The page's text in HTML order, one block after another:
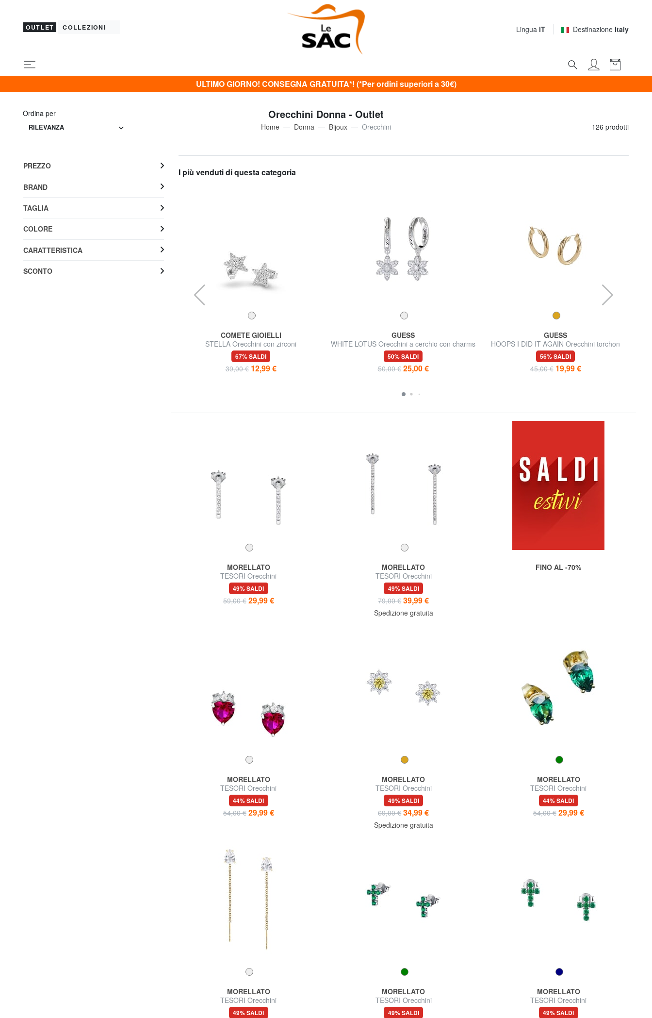
OUTLET COLLEZIONI Lingua IT Destinazione Italy
ULTIMO GIORNO! CONSEGNA GRATUITA*! (*Per ordini superiori a 30€)
Ordina per
RILEVANZA
Orecchini Donna - Outlet
Home Donna Bijoux Orecchini 126 prodotti
I più venduti di questa categoria
COMETE GIOIELLI
STELLA Orecchini con zirconi
67% SALDI
39,00 € 12,99 €
GUESS
WHITE LOTUS Orecchini a cerchio con charms
fiori
50% SALDI
50,00 € 25,00 €
GUESS
HOOPS I DID IT AGAIN Orecchini torchon
56% SALDI
45,00 € 19,99 €
MORELLATO
TESORI Orecchini
49% SALDI
59,00 € 29,99 €
MORELLATO
TESORI Orecchini
49% SALDI
79,00 € 39,99 €
Spedizione gratuita
FINO AL -70%
MORELLATO
TESORI Orecchini
44% SALDI
54,00 € 29,99 €
MORELLATO
TESORI Orecchini
49% SALDI
69,00 € 34,99 €
Spedizione gratuita
MORELLATO
TESORI Orecchini
44% SALDI
54,00 € 29,99 €
MORELLATO
TESORI Orecchini
49% SALDI
MORELLATO
TESORI Orecchini
49% SALDI
MORELLATO
TESORI Orecchini
49% SALDI
PREZZO
BRAND
TAGLIA
COLORE
CARATTERISTICA
SCONTO